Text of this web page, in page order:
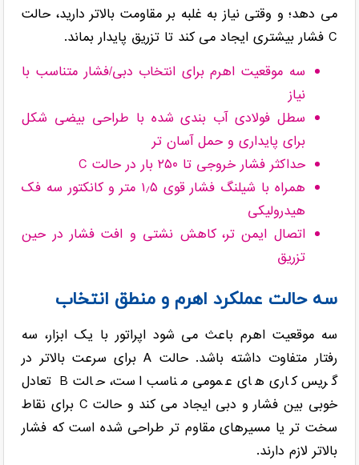
می دهد؛ و وقتی نیاز به غلبه بر مقاومت بالاتر دارید، حالت
C فشار بیشتری ایجاد می کند تا تزریق پایدار بماند.
سه موقعیت اهرم برای انتخاب دبی/فشار متناسب با
نیاز
سطل فولادی آب بندی شده با طراحی بیضی شکل
برای پایداری و حمل آسان تر
حداکثر فشار خروجی تا ۲۵۰ بار در حالت C
همراه با شیلنگ فشار قوی ۱٫۵ متر و کانکتور سه فک
هیدرولیکی
اتصال ایمن تر، کاهش نشتی و افت فشار در حین
تزریق
سه حالت عملکرد اهرم و منطق انتخاب
سه موقعیت اهرم باعث می شود اپراتور با یک ابزار، سه
رفتار متفاوت داشته باشد. حالت A برای سرعت بالاتر در
گریس کاری های عمومی مناسب است، حالت B تعادل
خوبی بین فشار و دبی ایجاد می کند و حالت C برای نقاط
سخت تر یا مسیرهای مقاوم تر طراحی شده است که فشار
بالاتر لازم دارند.